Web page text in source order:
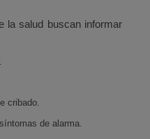
la salud buscan informar
cribado.
de alarma.